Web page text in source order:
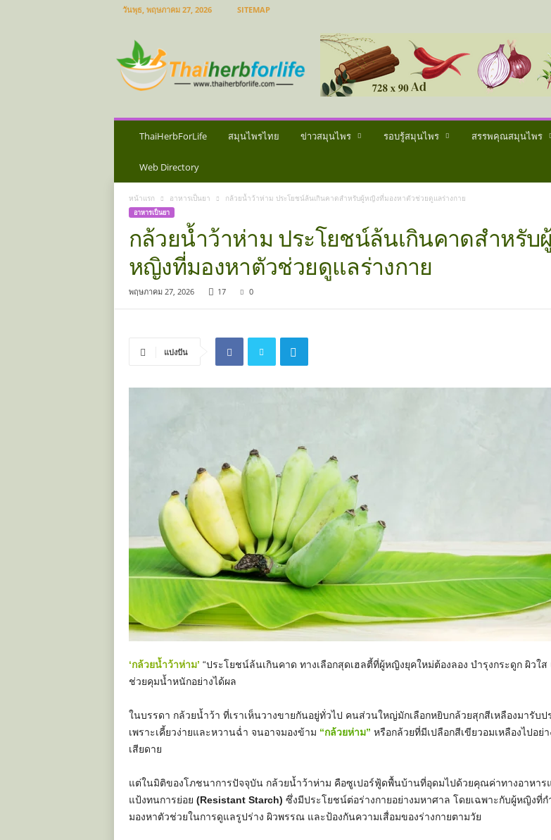
วันพุธ, พฤษภาคม 27, 2026 SITEMAP
น
ไ
ร
ThaiHerbForLife สมุนไพรไทย ข่าวสมุนไพร รอบรู้สมุนไพร สรรพคุณสมุนไพร
Web Directory
หน้าแรก อาหารเป็นยา กล้วยน้ำว้าห่าม ประโยชน์ล้นเกินคาดสำหรับผู้หญิงที่มองหาตัวช่วยดูแลร่างกาย
อาหารเป็นยา
กล้วยน้ำว้าห่าม ประโยชน์ล้นเกินคาดสำหรับ
หญิงที่มองหาตัวช่วยดูแลร่างกาย
พฤษภาคม 27, 2026 17 0
แบ่งปัน
‘กล้วยน้ำว้าห่าม’ “ประโยชน์ล้นเกินคาด ทางเลือกสุดเฮลตี้ที่ผู้หญิงยุคใหม่ต้องลอง บำรุงกระดูก ผิวใส
ช่วยคุมน้ำหนักอย่างได้ผล
ในบรรดา กล้วยน้ำว้า ที่เราเห็นวางขายกันอยู่ทั่วไป คนส่วนใหญ่มักเลือกหยิบกล้วยสุกสีเหลืองมารับป
เพราะเคี้ยวง่ายและหวานฉ่ำ จนอาจมองข้าม “กล้วยห่าม” หรือกล้วยที่มีเปลือกสีเขียวอมเหลืองไปอย่
เสียดาย
แต่ในมิติของโภชนาการปัจจุบัน กล้วยน้ำว้าห่าม คือซูเปอร์ฟู้ดพื้นบ้านที่อุดมไปด้วยคุณค่าทางอาหาร
แป้งทนการย่อย (Resistant Starch) ซึ่งมีประโยชน์ต่อร่างกายอย่างมหาศาล โดยเฉพาะกับผู้หญิงที่ก
มองหาตัวช่วยในการดูแลรูปร่าง ผิวพรรณ และป้องกันความเสื่อมของร่างกายตามวัย